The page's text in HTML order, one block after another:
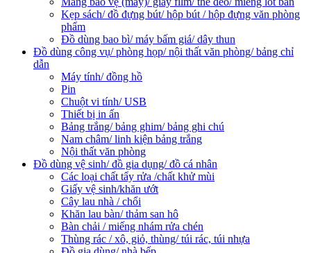
Kẹp sách/ đồ đựng bút/ hộp bút / hộp đựng văn phòng
phẩm
Đồ dùng bao bì/ máy bấm giá/ dây thun
Đồ dùng công vụ/ phòng họp/ nội thất văn phòng/ bảng chỉ
dẫn
Máy tính/ đồng hồ
Pin
Chuột vi tính/ USB
Thiết bị in ấn
Bảng trắng/ bảng ghim/ bảng ghi chú
Nam châm/ linh kiện bảng trắng
Nội thất văn phòng
Đồ dùng vệ sinh/ đồ gia dụng/ đồ cá nhân
Các loại chất tẩy rửa /chất khử mùi
Giấy vệ sinh/khăn ướt
Cây lau nhà / chổi
Khăn lau bàn/ thảm san hô
Bàn chải / miếng nhám rửa chén
Thùng rác / xô, giỏ, thùng/ túi rác, túi nhựa